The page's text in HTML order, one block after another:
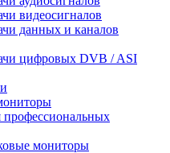
видеосигналов
данных и каналов
цифровых DVB / ASI
профессиональных
мониторы